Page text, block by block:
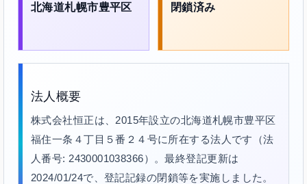
北海道札幌市豊平区 閉鎖済み
法人概要
株式会社恒正は、2015年設立の北海道札幌市豊平区
福住一条４丁目５番２４号に所在する法人です（法
人番号: 2430001038366）。最終登記更新は
2024/01/24で、登記記録の閉鎖等を実施しました。